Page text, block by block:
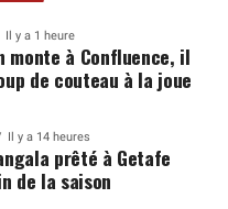
Il y a 1 heure
monte à Confluence, il
de couteau à la joue
Il y a 14 heures
prêté à Getafe
de la saison